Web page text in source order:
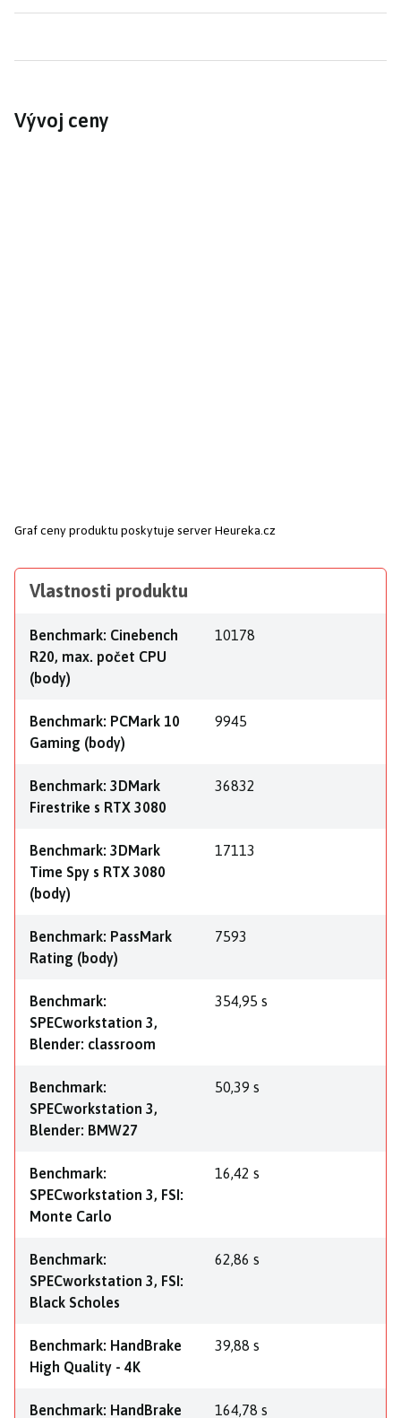
Vývoj ceny
Graf ceny produktu poskytuje server Heureka.cz
Vlastnosti produktu
Benchmark: Cinebench
R20, max. počet CPU
(body)
10178
Benchmark: PCMark 10
Gaming (body)
9945
Benchmark: 3DMark
Firestrike s RTX 3080
36832
Benchmark: 3DMark
Time Spy s RTX 3080
(body)
17113
Benchmark: PassMark
Rating (body)
7593
Benchmark:
SPECworkstation 3,
Blender: classroom
354,95 s
Benchmark:
SPECworkstation 3,
Blender: BMW27
50,39 s
Benchmark:
SPECworkstation 3, FSI:
Monte Carlo
16,42 s
Benchmark:
SPECworkstation 3, FSI:
Black Scholes
62,86 s
Benchmark: HandBrake
High Quality - 4K
39,88 s
Benchmark: HandBrake 164,78 s